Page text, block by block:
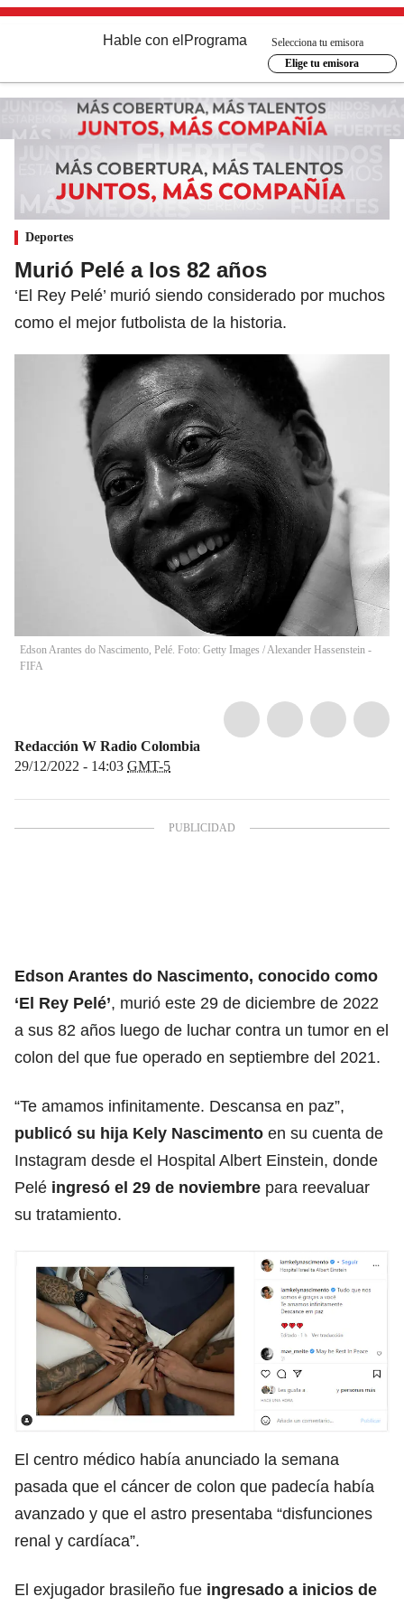
Hable con el Programa
Selecciona tu emisora
Elige tu emisora
Deportes
Murió Pelé a los 82 años
‘El Rey Pelé’ murió siendo considerado por muchos
como el mejor futbolista de la historia.
Edson Arantes do Nascimento, Pelé. Foto: Getty Images /Alexander Hassenstein -
FIFA
Redacción W Radio Colombia
29/12/2022 - 14:03 GMT-5
Edson Arantes do Nascimento, conocido como
‘El Rey Pelé’, murió este 29 de diciembre de 2022
a sus 82 años luego de luchar contra un tumor en el
colon del que fue operado en septiembre del 2021.
“Te amamos infinitamente. Descansa en paz”,
publicó su hija Kely Nascimento en su cuenta de
Instagram desde el Hospital Albert Einstein, donde
Pelé ingresó el 29 de noviembre para reevaluar
su tratamiento.
El centro médico había anunciado la semana
pasada que el cáncer de colon que padecía había
avanzado y que el astro presentaba “disfunciones
renal y cardíaca”.
El exjugador brasileño fue ingresado a inicios de